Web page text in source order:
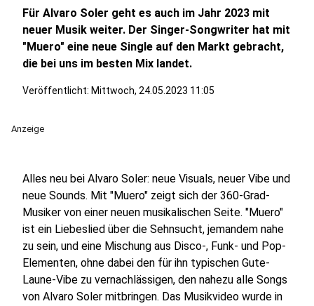
Für Alvaro Soler geht es auch im Jahr 2023 mit
neuer Musik weiter. Der Singer-Songwriter hat mit
"Muero" eine neue Single auf den Markt gebracht,
die bei uns im besten Mix landet.
Veröffentlicht: Mittwoch, 24.05.2023 11:05
Anzeige
Alles neu bei Alvaro Soler: neue Visuals, neuer Vibe und
neue Sounds. Mit "Muero" zeigt sich der 360-Grad-
Musiker von einer neuen musikalischen Seite. "Muero"
ist ein Liebeslied über die Sehnsucht, jemandem nahe
zu sein, und eine Mischung aus Disco-, Funk- und Pop-
Elementen, ohne dabei den für ihn typischen Gute-
Laune-Vibe zu vernachlässigen, den nahezu alle Songs
von Alvaro Soler mitbringen. Das Musikvideo wurde in